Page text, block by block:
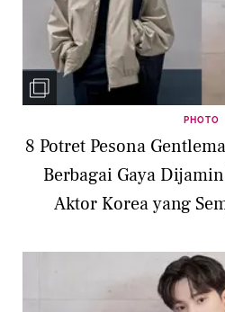
PHOTO
8 Potret Pesona
Berbagai Gaya
Aktor Korea yang